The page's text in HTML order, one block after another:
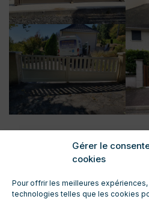
Gérer le
cookies
Pour offrir les meilleures
technologies telles que les cookies